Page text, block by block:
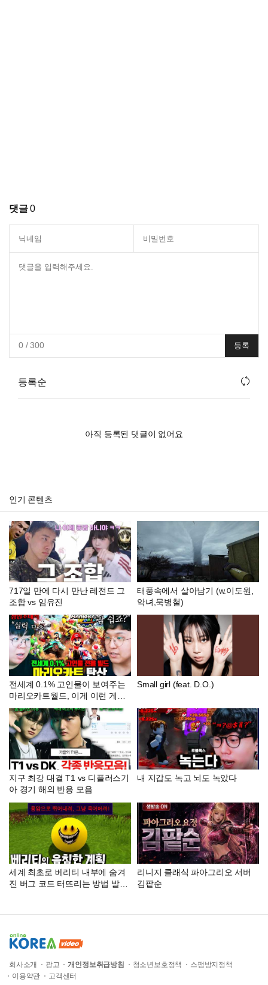
댓글0
0/ 300 등록
등록순
아직 등록된 댓글이 없어요
인기 콘텐츠
717일 만에 다시 만난 레전드 그
조합 vs 임유진
태풍속에서 살아남기 (w.이도원,
악녀,묵병철)
전세계 0.1% 고인물이 보여주는
마리오카트월드, 이게 이런 게임
이라고..? | 탄산튜브 장인초대석
[테스터훈]
Small girl (feat. D.O.)
지구 최강 대결 T1 vs 디플러스기
아 경기 해외 반응 모음
내 지갑도 녹고 뇌도 녹았다
세계 최초로 베리티 내부에 숨겨
진 버그 코드 터뜨리는 방법 발
리니지 클래식 파아그리오 서버
김팥순
회사소개 광고 개인정보취급방침 청소년보호정책
스팸방지정책
이용약관
고객센터